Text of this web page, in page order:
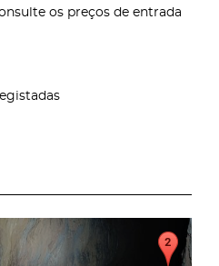
os preços de entrada